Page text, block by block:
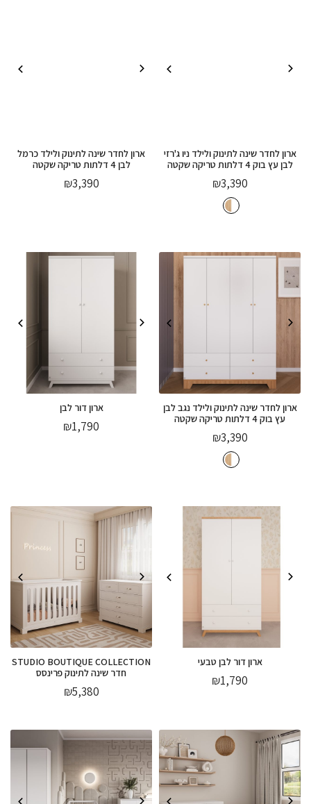
ארון לחדר שינה לתינוק ולילד ניו ג'רזי
לבן עץ בוק 4 דלתות טריקה שקטה
₪3,390
ארון לחדר שינה לתינוק ולילד כרמל
לבן 4 דלתות טריקה שקטה
₪3,390
ארון לחדר שינה לתינוק ולילד נגב לבן
עץ בוק 4 דלתות טריקה שקטה
₪3,390
ארון דור לבן
₪1,790
ארון דור לבן טבעי
₪1,790
STUDIO BOUTIQUE COLLECTION
חדר שינה לתינוק פרינסס
₪5,380